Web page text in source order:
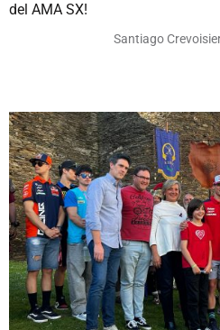
del AMA SX!
Santiago